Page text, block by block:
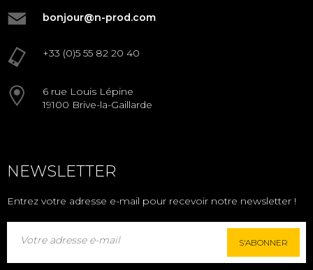
bonjour@n-prod.com
+33 (0)5 55 82 20 40
6 rue Louis Lépine
19100 Brive-la-Gaillarde
NEWSLETTER
Entrez votre adresse e-mail pour recevoir notre newsletter !
S'ABONNER